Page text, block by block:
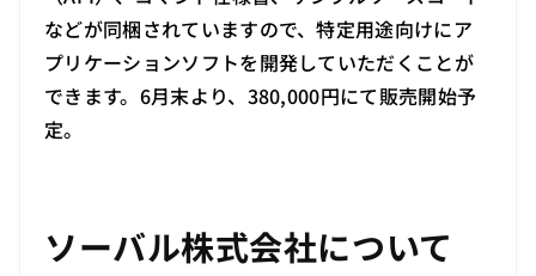
などが同梱されていますので、特定用途向けにア
プリケーションソフトを開発していただくことが
できます。6月末より、380,000円にて販売開始予
定。
ソーバル株式会社について